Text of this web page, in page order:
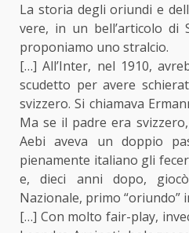
La storia degli oriundi e
vere, in un bell’articolo di
proponiamo uno stralcio.
[…] All’Inter, nel 1910,
scudetto per avere
svizzero. Si chiamava
Ma se il padre era
Aebi aveva un doppio
pienamente italiano gli
e, dieci anni dopo,
Nazionale, primo “oriundo”
[…] Con molto fair-play,